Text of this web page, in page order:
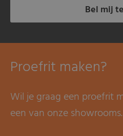
Bel mij
Proefrit maken?
Wil je graag een proefrit
een van onze showrooms.